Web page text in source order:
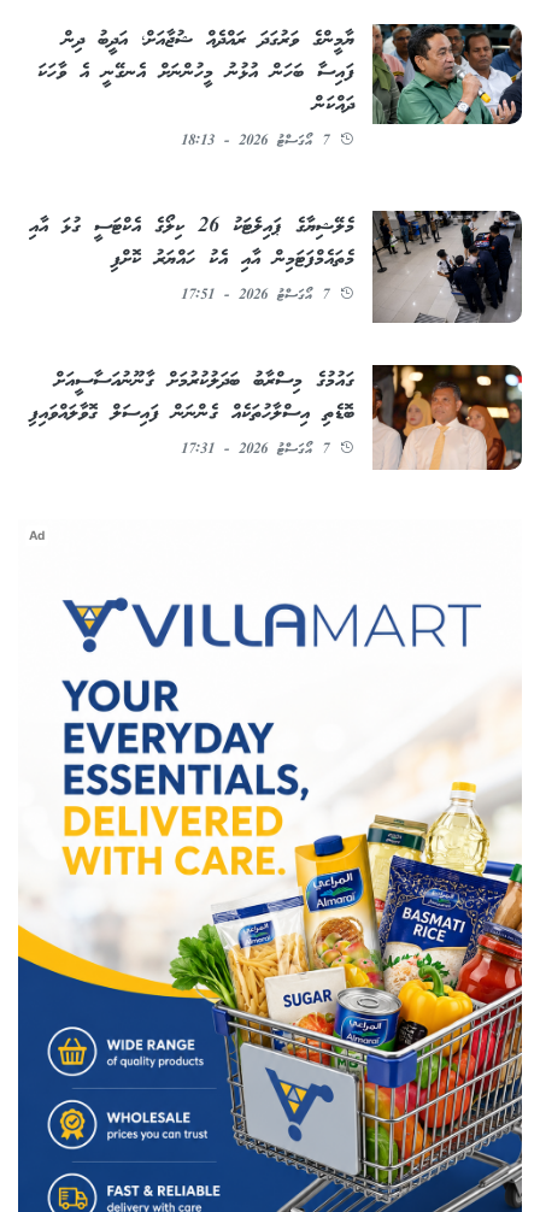
ޔާމީންގެ ވަރުގަދަ ރައްދެއް ޝުޖާއަށް؛ އަދީބު ދިން
ފައިސާ ބަހަން އުޅުނު މީހުންނަށް އެނގޭނީ އެ ވާހަކަ
ދައްކަން
7 އޯގަސްޓު 2026 - 18:13
މެލޭޝިޔާގެ ޕައިލެޓަކު 26 ކިލޯގެ އެކްޓަސީ ގުޅަ އާއި
މެތައެމްފަޓަމިން އާއި އެކު ހައްޔަރު ކޮށްފި
7 އޯގަސްޓު 2026 - 17:51
ގައުމުގެ މިސްރާބު ބަދަލުކުރުމަށް ގާނޫނުއަސާސީއަށް
ބޮޑެތި އިސްލާހުތަކެއް ގެންނަން ފައިސަލް ގޮވާލައްވައިފި
7 އޯގަސްޓު 2026 - 17:31
Ad